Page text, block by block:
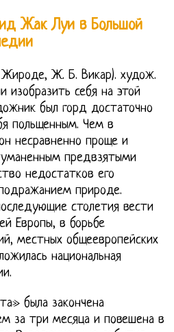
Жак Луи в Большой
Ж. Б. Викар). худож.
изобразить себя на этой
был горд достаточно
польщенным. Чем в
несравненно проще и
предвзятыми
недостатков его
природе.
столетия вести
Европы, в борьбе
местных общеевропейских
национальная
была закончена
за три месяца и повешена в